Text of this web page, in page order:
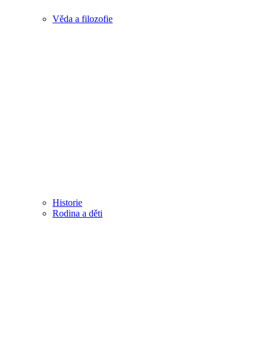
Věda a filozofie
Historie
Rodina a děti